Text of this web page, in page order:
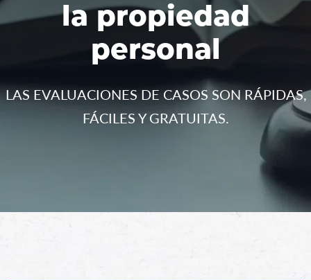
la propiedad
personal
LAS EVALUACIONES DE CASOS SON RÁPIDAS,
FÁCILES Y GRATUITAS.